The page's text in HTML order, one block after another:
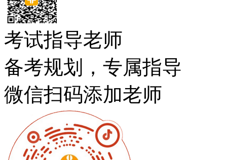
考试指导老师
备考规划，专属指导
微信扫码添加老师